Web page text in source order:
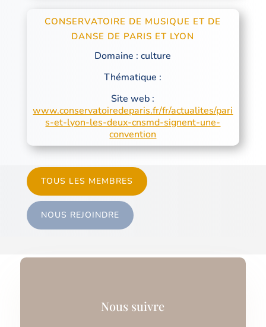
CONSERVATOIRE DE MUSIQUE ET DE
DANSE DE PARIS ET LYON
Domaine : culture
Thématique :
Site web :
www.conservatoiredeparis.fr/fr/actualites/pari
s-et-lyon-les-deux-cnsmd-signent-une-
convention
TOUS LES MEMBRES
NOUS REJOINDRE
Nous suivre